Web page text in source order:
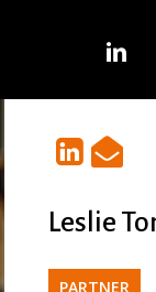
Leslie
PARTNER